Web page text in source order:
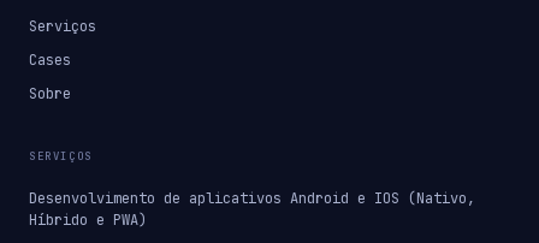
Serviços
Cases
Sobre
SERVIÇOS
Desenvolvimento de aplicativos Android e IOS (Nativo,
Híbrido e PWA)